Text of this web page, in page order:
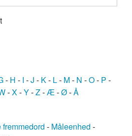
- H - I -J - K- L- M- N -O- P -
-X-Y-Z-Æ-Ø-Å
- Måleenhed -